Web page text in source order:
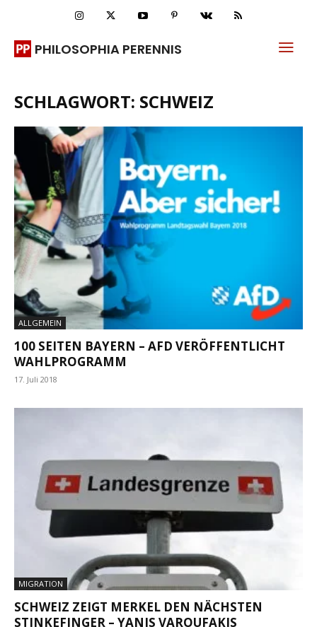
PHILOSOPHIA PERENNIS
SCHLAGWORT: SCHWEIZ
ALLGEMEIN
100 SEITEN BAYERN – AFD VERÖFFENTLICHT
WAHLPROGRAMM
17. Juli 2018
MIGRATION
SCHWEIZ ZEIGT MERKEL DEN NÄCHSTEN
STINKEFINGER – YANIS VAROUFAKIS